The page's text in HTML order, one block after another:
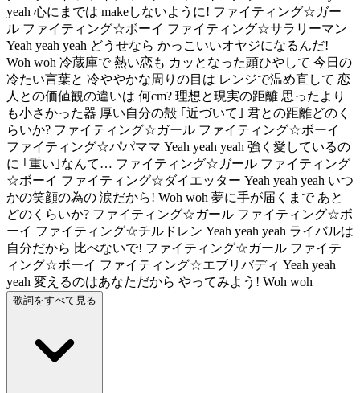
yeah 心にまでは makeしないように! ファイティング☆ガー
ル ファイティング☆ボーイ ファイティング☆サラリーマン
Yeah yeah yeah どうせなら かっこいいオヤジになるんだ!
Woh woh 冷蔵庫で 熱い恋も カッとなった頭ひやして 今日の
冷たい言葉と 冷ややかな周りの目は レンジで温め直して 恋
人との価値観の違いは 何cm? 理想と現実の距離 思ったより
も小さかった器 厚い自分の殻 ｢近づいて｣ 君との距離どのく
らいか? ファイティング☆ガール ファイティング☆ボーイ
ファイティング☆パパママ Yeah yeah yeah 強く愛しているの
に ｢重い｣なんて… ファイティング☆ガール ファイティング
☆ボーイ ファイティング☆ダイエッター Yeah yeah yeah いつ
かの笑顔の為の 涙だから! Woh woh 夢に手が届くまで あと
どのくらいか? ファイティング☆ガール ファイティング☆ボ
ーイ ファイティング☆チルドレン Yeah yeah yeah ライバルは
自分だから 比べないで! ファイティング☆ガール ファイテ
ィング☆ボーイ ファイティング☆エブリバディ Yeah yeah
yeah 変えるのはあなただから やってみよう! Woh woh
歌詞をすべて見る